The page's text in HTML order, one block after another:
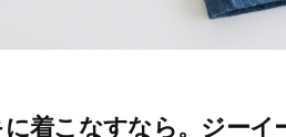
着こなすなら。ジー